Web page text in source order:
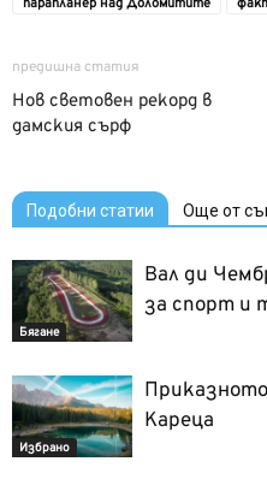
предишна статия
Нов световен рекорд в
дамския сърф
Подобни статии Още от
Бягане
Вал ди
за спорт и
Избрано
Кареца